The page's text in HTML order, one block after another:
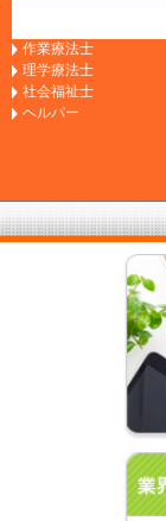
作業療法士
理学療法士
社会福祉士
ヘルパー